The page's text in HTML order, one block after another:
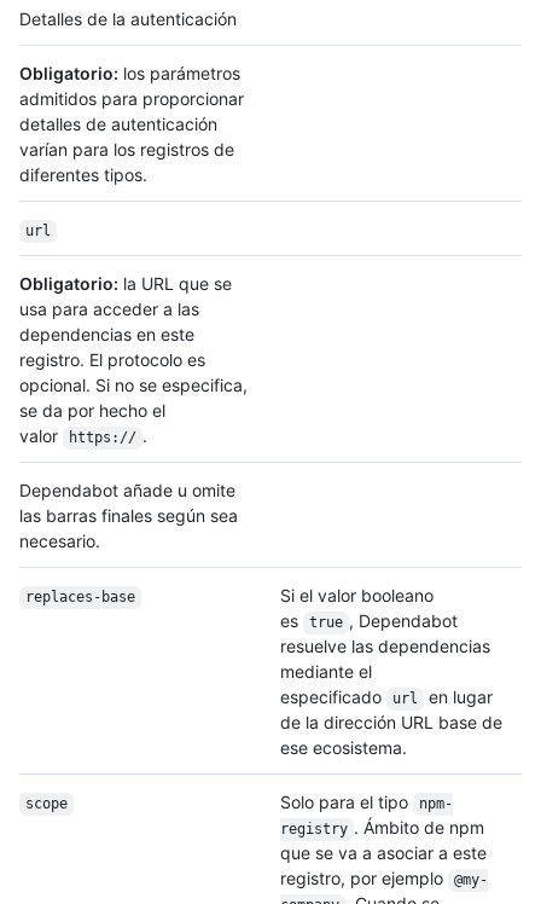
Detalles de la autenticación
Obligatorio: los parámetros
admitidos para proporcionar
detalles de autenticación
varían para los registros de
diferentes tipos.
url
Obligatorio: la URL que se
usa para acceder a las
dependencias en este
registro. El protocolo es
opcional. Si no se especifica,
se da por hecho el
valor
https:// .
Dependabot añade u omite
las barras finales según sea
necesario.
replaces-base
Si el valor booleano
es
true , Dependabot
resuelve las dependencias
mediante el
especificado
url
en lugar
de la dirección URL base de
ese ecosistema.
scope Solo para el tipo
npm-
registry . Ámbito de npm
que se va a asociar a este
registro, por ejemplo
@my-